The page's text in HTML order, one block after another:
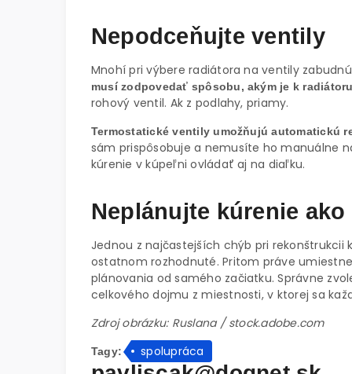
Nepodceňujte ventily
Mnohí pri výbere radiátora na ventily
musí zodpovedať spôsobu, akým je k
rohový ventil. Ak z podlahy, priamy.
Termostatické ventily umožňujú automatickú
sám prispôsobuje a nemusíte ho manuálne
kúrenie v kúpeľni ovládať aj na diaľku.
Neplánujte kúrenie
Jednou z najčastejších chýb pri rekonštrukcii
ostatnom rozhodnuté. Pritom práve
plánovania od samého začiatku. Správne
celkového dojmu z miestnosti, v ktorej sa
Zdroj obrázku: Ruslana / stock.adobe.com
Tagy: spolupráca